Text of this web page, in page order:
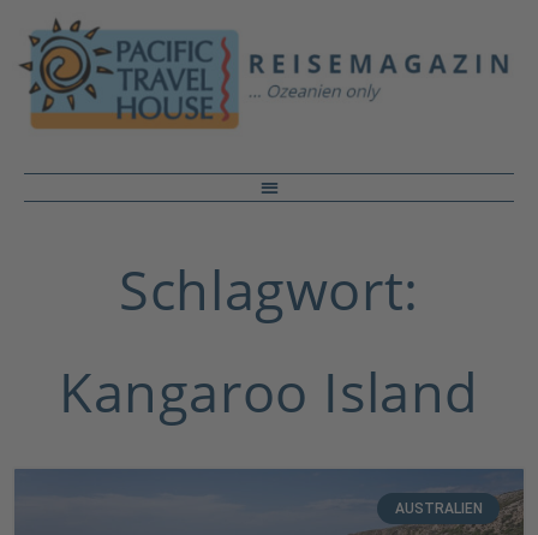
Schlagwort:
Kangaroo Island
AUSTRALIEN